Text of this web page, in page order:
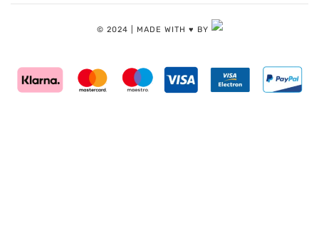
© 2024 | MADE WITH ♥️ BY